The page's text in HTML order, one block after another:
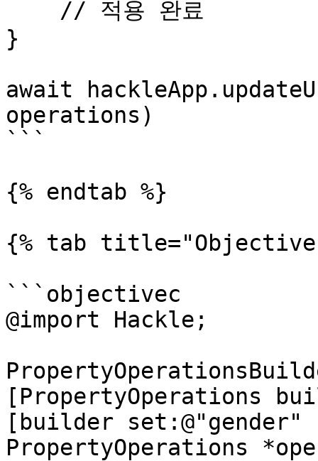
}
await
operations)
```
{% endtab %}
{% tab
```objectivec
@import Hackle;
[PropertyOperations
[builder set:@"gender"
PropertyOperations